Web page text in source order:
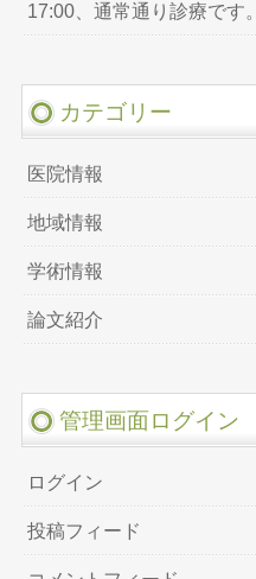
17:00、通常通り診療です。
カテゴリー
医院情報
地域情報
学術情報
論文紹介
管理画面ログイン
ログイン
投稿フィード